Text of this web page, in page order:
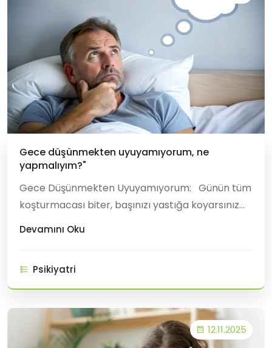
Gece düşünmekten uyuyamıyorum, ne
yapmalıyım?"
Gece Düşünmekten Uyuyamıyorum: Günün tüm
koşturmacası biter, başınızı yastığa koyarsınız
ama o an "düşünce fırtınası" başlar. Yarım kalan
uyuyamıyorum" diyenlerdens
Devamını Oku
Psikiyatri
12.11.2025